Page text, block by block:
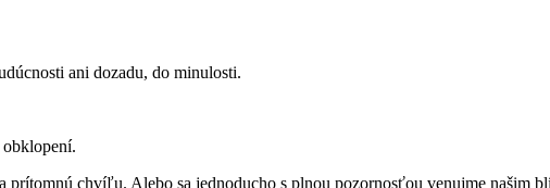
ani dozadu, do minulosti.
obklopení.
prítomnú chvíľu. Alebo sa jednoducho s plnou pozornosťou venujme našim